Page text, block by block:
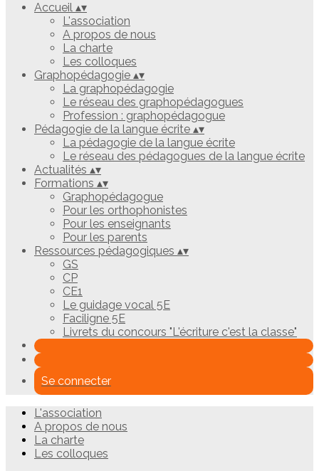
Accueil ▴▾
L'association
A propos de nous
La charte
Les colloques
Graphopédagogie ▴▾
La graphopédagogie
Le réseau des graphopédagogues
Profession : graphopédagogue
Pédagogie de la langue écrite ▴▾
La pédagogie de la langue écrite
Le réseau des pédagogues de la langue écrite
Actualités ▴▾
Formations ▴▾
Graphopédagogue
Pour les orthophonistes
Pour les enseignants
Pour les parents
Ressources pédagogiques ▴▾
GS
CP
CE1
Le guidage vocal 5E
Faciligne 5E
Livrets du concours "L'écriture c'est la classe"
Se connecter
L'association
A propos de nous
La charte
Les colloques